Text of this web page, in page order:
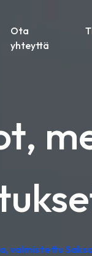
Ota
yhteyttä
valmistettu